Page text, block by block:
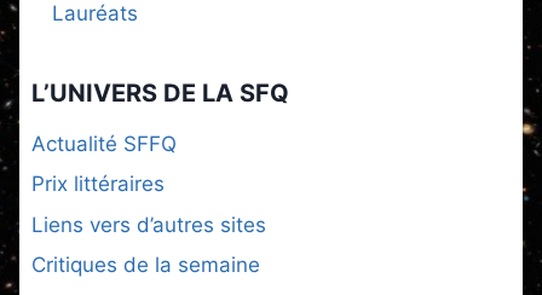
Lauréats
L’UNIVERS DE LA SFQ
Actualité SFFQ
Prix littéraires
Liens vers d’autres sites
Critiques de la semaine